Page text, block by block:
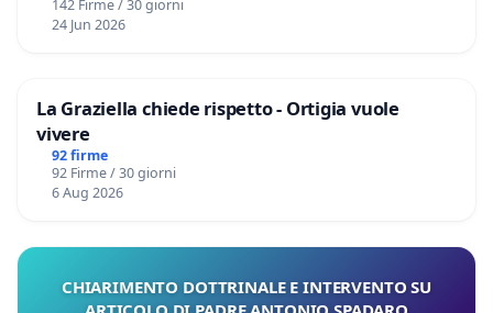
142 Firme / 30 giorni
24 Jun 2026
La Graziella chiede rispetto - Ortigia vuole
vivere
92 firme
92 Firme / 30 giorni
6 Aug 2026
CHIARIMENTO DOTTRINALE E INTERVENTO SU